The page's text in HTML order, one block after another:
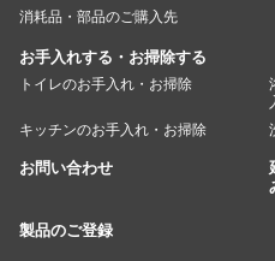
消耗品・部品のご購入先
お手入れする・お掃除する
トイレのお手入れ・お掃除
キッチンのお手入れ・お掃除
お問い合わせ
製品のご登録